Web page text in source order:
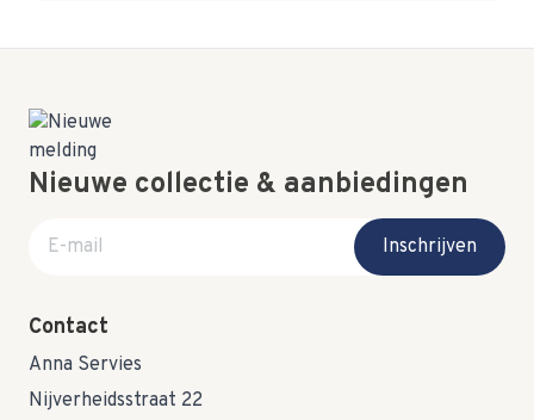
Nieuwe collectie & aanbiedingen
E-mail adres
Inschrijven
Contact
Anna Servies
Nijverheidsstraat 22